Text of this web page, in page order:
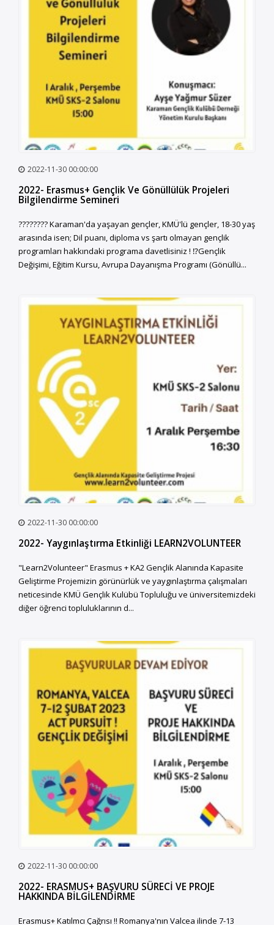
2022-11-30 00:00:00
2022- Erasmus+ Gençlik Ve Gönüllülük Projeleri
Bilgilendirme Semineri
???????? Karaman'da yaşayan gençler, KMÜ'lü gençler, 18-30 yaş
arasında isen; Dil puanı, diploma vs şartı olmayan gençlik
programları hakkındaki programa davetlisiniz ! ⁉️Gençlik
Değişimi, Eğitim Kursu, Avrupa Dayanışma Programı (Gönüllü...
2022-11-30 00:00:00
2022- Yaygınlaştırma Etkinliği LEARN2VOLUNTEER
"Learn2Volunteer" Erasmus + KA2 Gençlik Alanında Kapasite
Geliştirme Projemizin görünürlük ve yaygınlaştırma çalışmaları
neticesinde KMÜ Gençlik Kulübü Topluluğu ve üniversitemizdeki
diğer öğrenci topluluklarının d...
2022-11-30 00:00:00
2022- ERASMUS+ BAŞVURU SÜRECİ VE PROJE
HAKKINDA BİLGİLENDİRME
Erasmus+ Katılmcı Çağrısı ‼️ Romanya'nın Valcea ilinde 7-13